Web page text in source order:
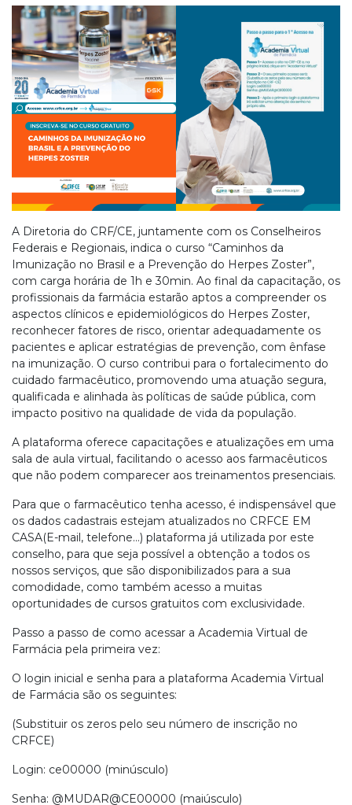
A Diretoria do CRF/CE, juntamente com os Conselheiros
Federais e Regionais, indica o curso “Caminhos da
Imunização no Brasil e a Prevenção do Herpes Zoster”,
com carga horária de 1h e 30min. Ao final da capacitação, os
profissionais da farmácia estarão aptos a compreender os
aspectos clínicos e epidemiológicos do Herpes Zoster,
reconhecer fatores de risco, orientar adequadamente os
pacientes e aplicar estratégias de prevenção, com ênfase
na imunização. O curso contribui para o fortalecimento do
cuidado farmacêutico, promovendo uma atuação segura,
qualificada e alinhada às políticas de saúde pública, com
impacto positivo na qualidade de vida da população.
A plataforma oferece capacitações e atualizações em uma
sala de aula virtual, facilitando o acesso aos farmacêuticos
que não podem comparecer aos treinamentos presenciais.
Para que o farmacêutico tenha acesso, é indispensável que
os dados cadastrais estejam atualizados no CRFCE EM
CASA(E-mail, telefone…) plataforma já utilizada por este
conselho, para que seja possível a obtenção a todos os
nossos serviços, que são disponibilizados para a sua
comodidade, como também acesso a muitas
oportunidades de cursos gratuitos com exclusividade.
Passo a passo de como acessar a Academia Virtual de
Farmácia pela primeira vez:
O login inicial e senha para a plataforma Academia Virtual
de Farmácia são os seguintes:
(Substituir os zeros pelo seu número de inscrição no
CRFCE)
Login: ce00000 (minúsculo)
Senha: @MUDAR@CE00000 (maiúsculo)